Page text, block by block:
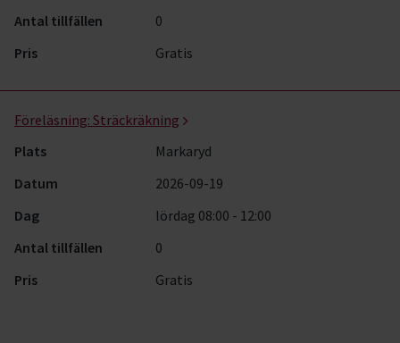
Antal tillfällen
0
Pris
Gratis
Föreläsning: Sträckräkning
Plats
Markaryd
Datum
2026-09-19
Dag
lördag 08:00 - 12:00
Antal tillfällen
0
Pris
Gratis